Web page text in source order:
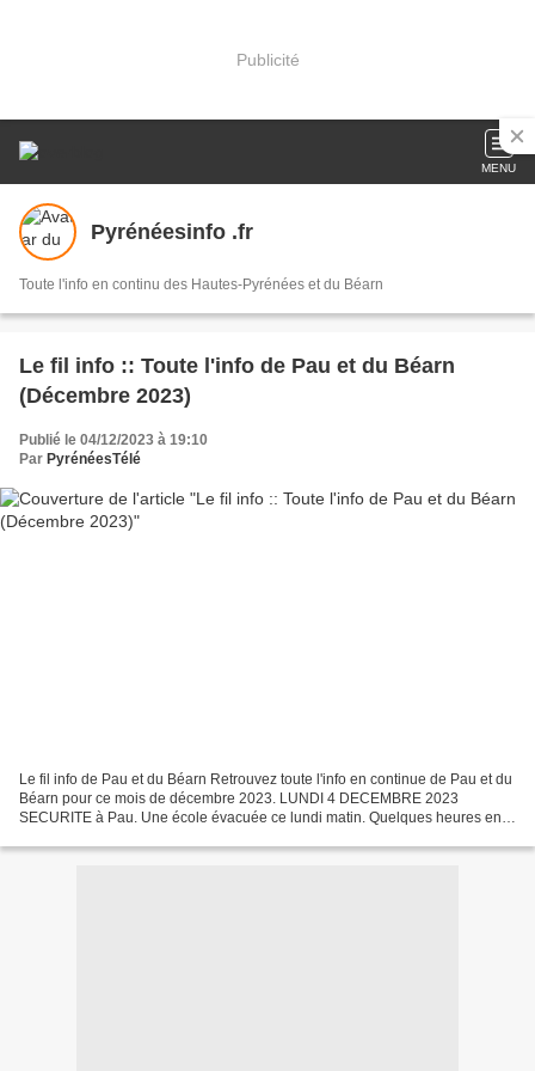
Publicité
MENU
Pyrénéesinfo .fr
Toute l'info en continu des Hautes-Pyrénées et du Béarn
Le fil info :: Toute l'info de Pau et du Béarn
(Décembre 2023)
Publié le 04/12/2023 à 19:10
Par PyrénéesTélé
Le fil info de Pau et du Béarn Retrouvez toute l'info en continue de Pau et du
Béarn pour ce mois de décembre 2023. LUNDI 4 DECEMBRE 2023
SECURITE à Pau. Une école évacuée ce lundi matin. Quelques heures en